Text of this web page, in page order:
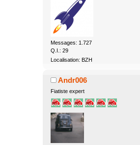
Messages: 1.727
Q.I.: 29
Localisation: BZH
Andr006
Fiatiste expert